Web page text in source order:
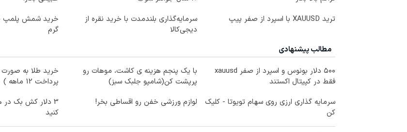
ترید XAUUSD با اسپرد از صفر پیپ
سرمایه‌گذاری بلندمدت با خرید نقره از
دیجی‌کالا
گرم
مطالب پیشنهادی
۵۰۰ دلار بونوس و اسپرد از صفر xauusd
فقط در کپیتال اکستند
با یک پنجم هزینه ی کاشت، موهات رو
پرپشت کن(شامپو جلبک سبز)
خرید طلا به
پرداخت 12 ماهه )
سرمایه گذاری ارزی روی سهام تویوتا - کلیک
کن
لوازم ورزشی خفن رو اقساطی بخر!
3 دلار کش بک در
کنید